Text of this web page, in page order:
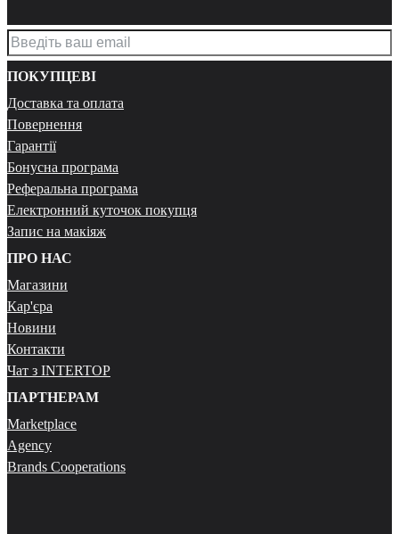
ПОКУПЦЕВІ
Доставка та оплата
Повернення
Гарантії
Бонусна програма
Реферальна програма
Електронний куточок покупця
Запис на макіяж
ПРО НАС
Магазини
Кар'єра
Новини
Контакти
Чат з INTERTOP
ПАРТНЕРАМ
Marketplace
Agency
Brands Cooperations